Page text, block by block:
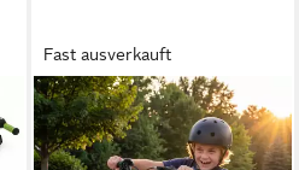
Fast ausverkauft
ACTIONBIKES MOTORS
Dreiradscooter Driftscooter
Drifter 360, Roller